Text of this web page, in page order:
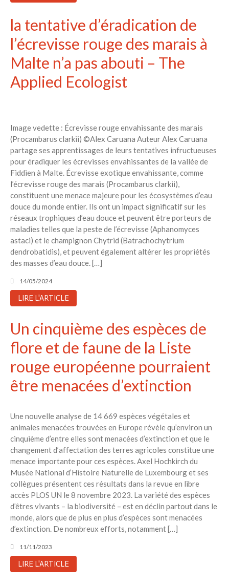
la tentative d’éradication de
l’écrevisse rouge des marais à
Malte n’a pas abouti – The
Applied Ecologist
Image vedette : Écrevisse rouge envahissante des marais
(Procambarus clarkii) ©Alex Caruana Auteur Alex Caruana
partage ses apprentissages de leurs tentatives infructueuses
pour éradiquer les écrevisses envahissantes de la vallée de
Fiddien à Malte. Écrevisse exotique envahissante, comme
l’écrevisse rouge des marais (Procambarus clarkii),
constituent une menace majeure pour les écosystèmes d’eau
douce du monde entier. Ils ont un impact significatif sur les
réseaux trophiques d’eau douce et peuvent être porteurs de
maladies telles que la peste de l’écrevisse (Aphanomyces
astaci) et le champignon Chytrid (Batrachochytrium
dendrobatidis), et peuvent également altérer les propriétés
des masses d’eau douce. […]
14/05/2024
LIRE L'ARTICLE
Un cinquième des espèces de
flore et de faune de la Liste
rouge européenne pourraient
être menacées d’extinction
Une nouvelle analyse de 14 669 espèces végétales et
animales menacées trouvées en Europe révèle qu’environ un
cinquième d’entre elles sont menacées d’extinction et que le
changement d’affectation des terres agricoles constitue une
menace importante pour ces espèces. Axel Hochkirch du
Musée National d’Histoire Naturelle de Luxembourg et ses
collègues présentent ces résultats dans la revue en libre
accès PLOS UN le 8 novembre 2023. La variété des espèces
d’êtres vivants – la biodiversité – est en déclin partout dans le
monde, alors que de plus en plus d’espèces sont menacées
d’extinction. De nombreux efforts, notamment […]
11/11/2023
LIRE L'ARTICLE